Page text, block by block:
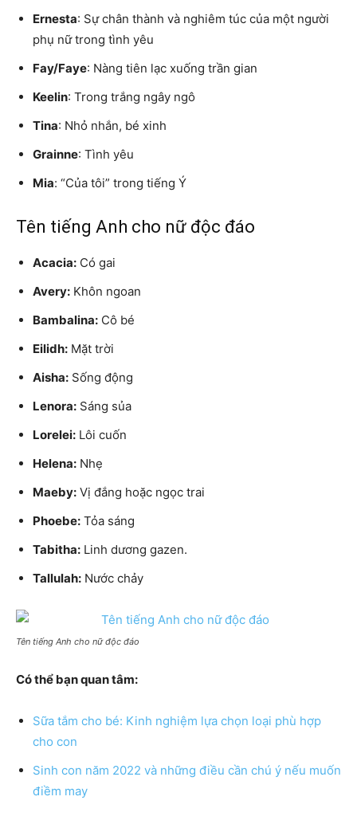
Ernesta: Sự chân thành và nghiêm túc của một người
phụ nữ trong tình yêu
Fay/Faye: Nàng tiên lạc xuống trần gian
Keelin: Trong trắng ngây ngô
Tina: Nhỏ nhắn, bé xinh
Grainne: Tình yêu
Mia: “Của tôi” trong tiếng Ý
Tên tiếng Anh cho nữ độc đáo
Acacia: Có gai
Avery: Khôn ngoan
Bambalina: Cô bé
Eilidh: Mặt trời
Aisha: Sống động
Lenora: Sáng sủa
Lorelei: Lôi cuốn
Helena: Nhẹ
Maeby: Vị đắng hoặc ngọc trai
Phoebe: Tỏa sáng
Tabitha: Linh dương gazen.
Tallulah: Nước chảy
Tên tiếng Anh cho nữ độc đáo
Có thể bạn quan tâm:
Sữa tắm cho bé: Kinh nghiệm lựa chọn loại phù hợp
cho con
Sinh con năm 2022 và những điều cần chú ý nếu muốn
điềm may